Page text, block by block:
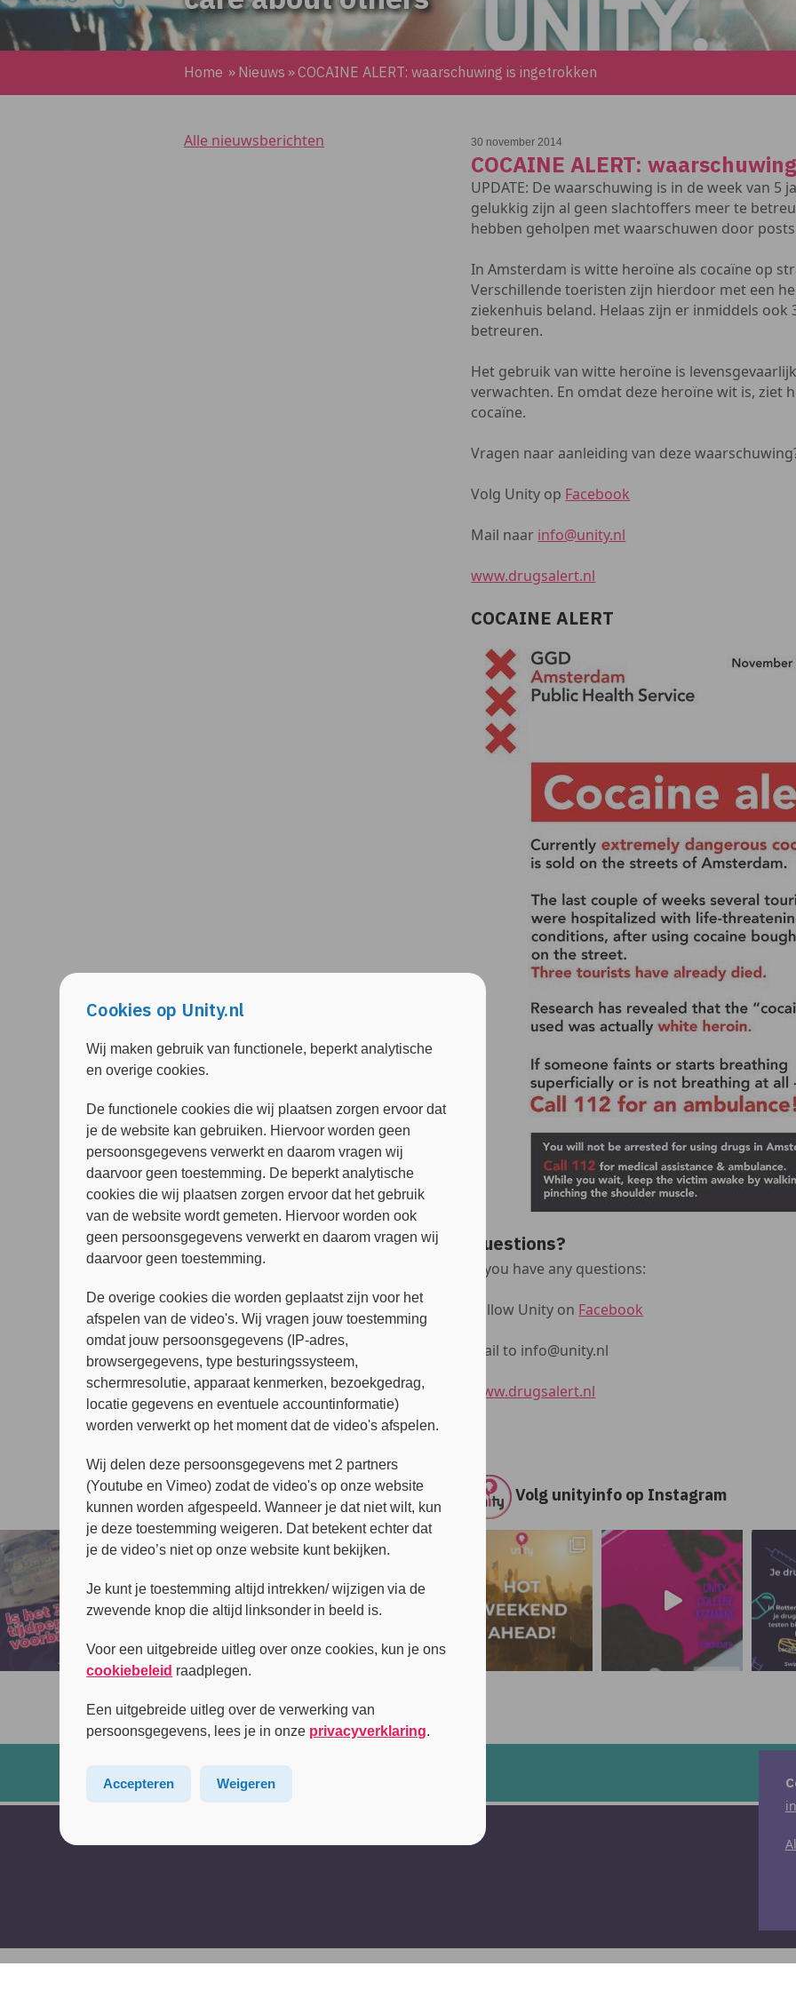
Home » Nieuws »COCAINE ALERT: waarschuwing is ingetrokken
Alle nieuwsberichten 30 november 2014
COCAINE ALERT:
UPDATE: De waarschuwing is in de week van 5
gelukkig zijn al geen slachtoffers meer te
hebben geholpen met waarschuwen door
In Amsterdam is witte heroïne als cocaïne op
Verschillende toeristen zijn hierdoor met een
ziekenhuis beland. Helaas zijn er inmiddels
betreuren.
Het gebruik van witte heroïne is
verwachten. En omdat deze heroïne wit is, ziet
cocaïne.
Vragen naar aanleiding van deze
Volg Unity op Facebook
Mail naar info@unity.nl
www.drugsalert.nl
COCAINE ALERT
Questions?
If you have any questions:
Follow Unity on Facebook
Mail to info@unity.nl
www.drugsalert.nl
Volg unityinfo op Instagram
Cookies op Unity.nl
Wij maken gebruik van functionele, beperkt analytische
en overige cookies.
De functionele cookies die wij plaatsen zorgen ervoor dat
je de website kan gebruiken. Hiervoor worden geen
persoonsgegevens verwerkt en daarom vragen wij
daarvoor geen toestemming. De beperkt analytische
cookies die wij plaatsen zorgen ervoor dat het gebruik
van de website wordt gemeten. Hiervoor worden ook
geen persoonsgegevens verwerkt en daarom vragen wij
daarvoor geen toestemming.
De overige cookies die worden geplaatst zijn voor het
afspelen van de video's. Wij vragen jouw toestemming
omdat jouw persoonsgegevens (IP-adres,
browsergegevens, type besturingssysteem,
schermresolutie, apparaat kenmerken, bezoekgedrag,
locatie gegevens en eventuele accountinformatie)
worden verwerkt op het moment dat de video's afspelen.
Wij delen deze persoonsgegevens met 2 partners
(Youtube en Vimeo) zodat de video's op onze website
kunnen worden afgespeeld. Wanneer je dat niet wilt, kun
je deze toestemming weigeren. Dat betekent echter dat
je de video’s niet op onze website kunt bekijken.
Je kunt je toestemming altijd intrekken/ wijzigen via de
zwevende knop die altijd linksonder in beeld is.
Voor een uitgebreide uitleg over onze cookies, kun je ons
cookiebeleid raadplegen.
Een uitgebreide uitleg over de verwerking van
persoonsgegevens, lees je in onze privacyverklaring.
Accepteren Weigeren